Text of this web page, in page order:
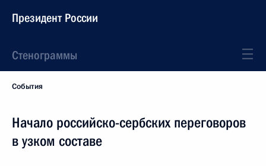
Президент России
Стенограммы
События
Начало российско-сербских переговоров
в узком составе